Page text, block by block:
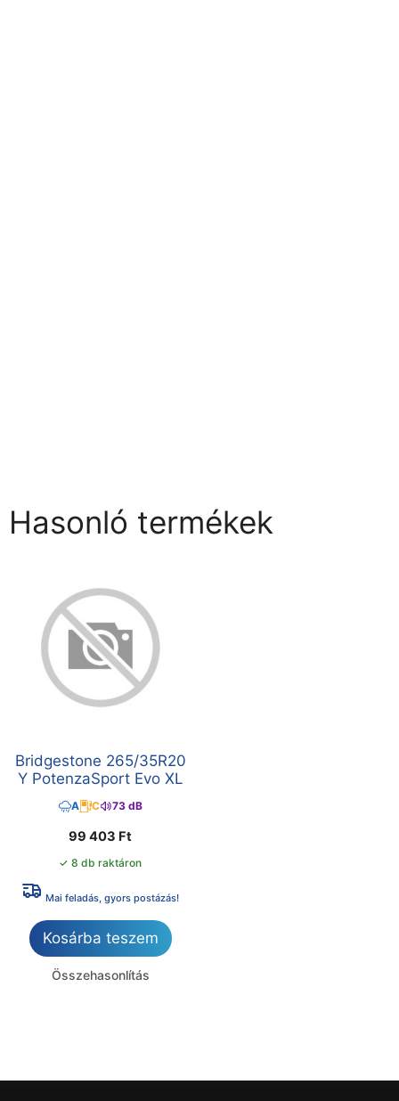
Hasonló termékek
Bridgestone 265/35R20
Y PotenzaSport Evo XL
A C 73 dB
99 403 Ft
✓ 8 db raktáron
Mai feladás, gyors postázás!
Kosárba teszem
Összehasonlítás